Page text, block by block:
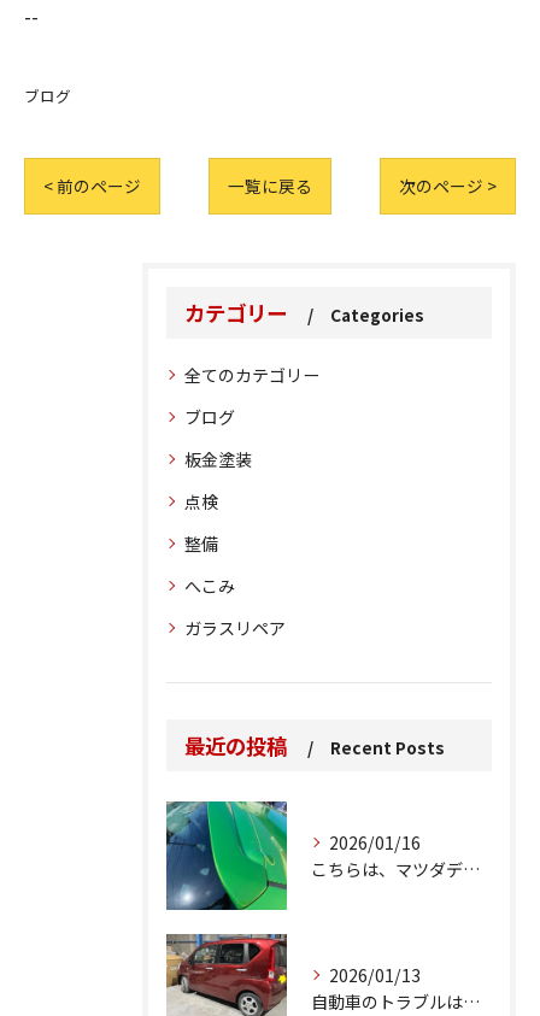
--
ブログ
< 前のページ 一覧に戻る 次のページ >
カテゴリー Categories
全てのカテゴリー
ブログ
板金塗装
点検
整備
へこみ
ガラスリペア
最近の投稿 Recent Posts
2026/01/16
こちらは、マツダデミオのゲートのルーフスポイラーで、経年劣化...
2026/01/13
自動車のトラブルは、日常生活において避けられない出来事の一つ...